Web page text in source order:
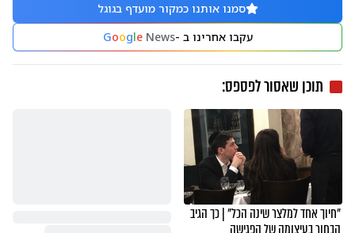
סמנו אותנו כמקור מועדף בגוגל
עקבו אחרינו ב -
GoogleNews
תוכן שאסור לפספס:
"חיוך אחד למלצר שינה הכל" | כך הגיב